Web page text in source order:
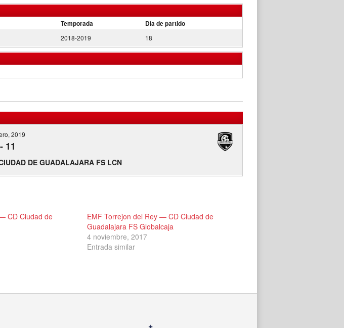
Temporada Día de partido
2018-2019 18
2019
- 11
DE GUADALAJARA FS LCN
CD Ciudad de
EMF Torrejon del Rey — CD Ciudad de
Guadalajara FS Globalcaja
4 noviembre, 2017
Entrada similar